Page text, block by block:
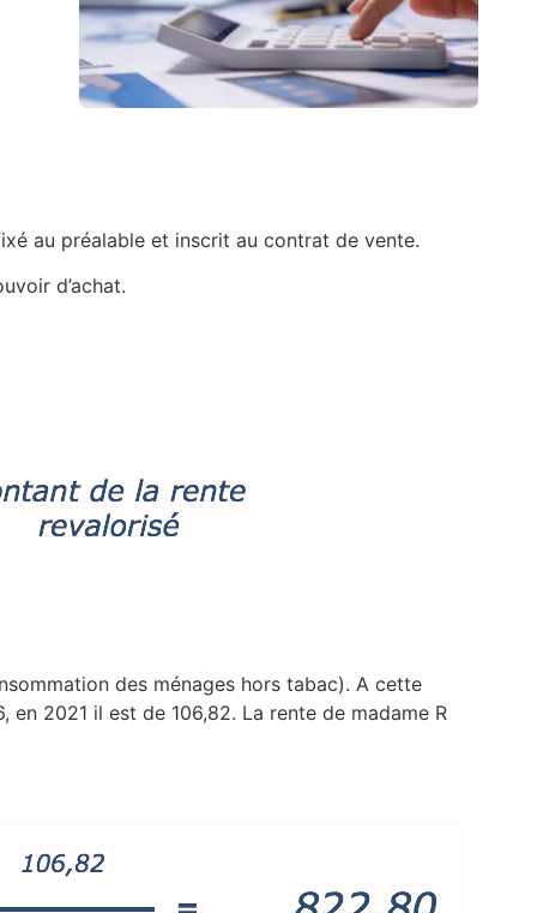
au préalable et inscrit au contrat de vente.
d’achat.
des ménages hors tabac). A cette
2021 il est de 106,82. La rente de madame R